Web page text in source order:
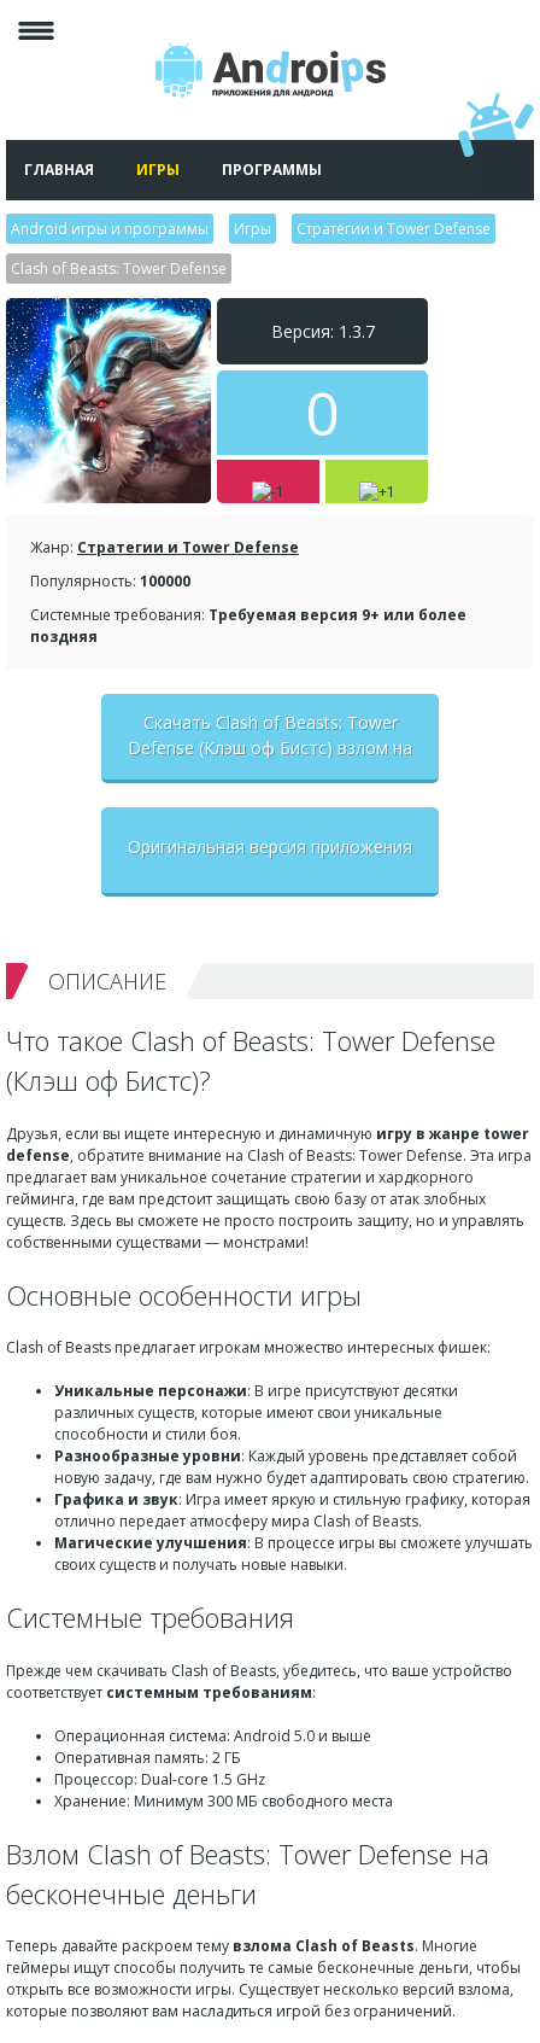
ГЛАВНАЯ ИГРЫ ПРОГРАММЫ
Android игры и программы Игры Стратегии и Tower Defense
Clash of Beasts: Tower Defense
Версия: 1.3.7
0
Жанр: Стратегии и Tower Defense
Популярность: 100000
Системные требования: Требуемая версия 9+ или более
поздняя
Скачать Clash of Beasts: Tower
Defense (Клэш оф Бистс) взлом на
Оригинальная версия приложения
ОПИСАНИЕ
Что такое Clash of Beasts: Tower Defense
(Клэш оф Бистс)?
Друзья, если вы ищете интересную и динамичную игру в жанре tower
defense, обратите внимание на Clash of Beasts: Tower Defense. Эта игра
предлагает вам уникальное сочетание стратегии и хардкорного
гейминга, где вам предстоит защищать свою базу от атак злобных
существ. Здесь вы сможете не просто построить защиту, но и управлять
собственными существами — монстрами!
Основные особенности игры
Clash of Beasts предлагает игрокам множество интересных фишек:
Уникальные персонажи: В игре присутствуют десятки
различных существ, которые имеют свои уникальные
способности и стили боя.
Разнообразные уровни: Каждый уровень представляет собой
новую задачу, где вам нужно будет адаптировать свою стратегию.
Графика и звук: Игра имеет яркую и стильную графику, которая
отлично передает атмосферу мира Clash of Beasts.
Магические улучшения: В процессе игры вы сможете улучшать
своих существ и получать новые навыки.
Системные требования
Прежде чем скачивать Clash of Beasts, убедитесь, что ваше устройство
соответствует системным требованиям:
Операционная система: Android 5.0 и выше
Оперативная память: 2 ГБ
Процессор: Dual-core 1.5 GHz
Хранение: Минимум 300 МБ свободного места
Взлом Clash of Beasts: Tower Defense на
бесконечные деньги
Теперь давайте раскроем тему взлома Clash of Beasts. Многие
геймеры ищут способы получить те самые бесконечные деньги, чтобы
открыть все возможности игры. Существует несколько версий взлома,
которые позволяют вам насладиться игрой без ограничений.